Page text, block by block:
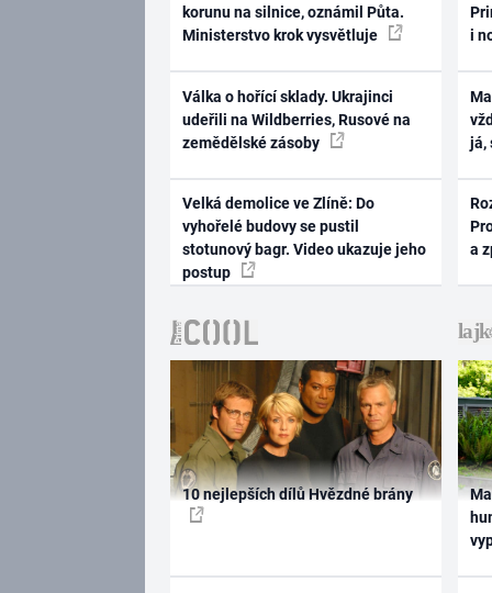
korunu na silnice, oznámil Půta.
Ministerstvo krok vysvětluje
Válka o hořící sklady. Ukrajinci
udeřili na Wildberries, Rusové na
zemědělské zásoby
Velká demolice ve Zlíně: Do
vyhořelé budovy se pustil
stotunový bagr. Video ukazuje jeho
postup
i
já,
a
10 nejlepších dílů Hvězdné brány